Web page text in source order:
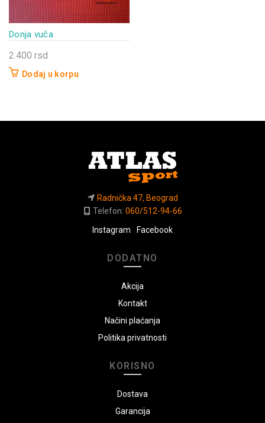
Donja vuča
2.400 rsd
Dodaj u korpu
Radnička 47, Beograd
Telefon: 060/512-94-66
Instagram
Facebook
DODATNO
Akcija
Kontakt
Načini plaćanja
Politika privatnosti
KORISNO
Dostava
Garancija